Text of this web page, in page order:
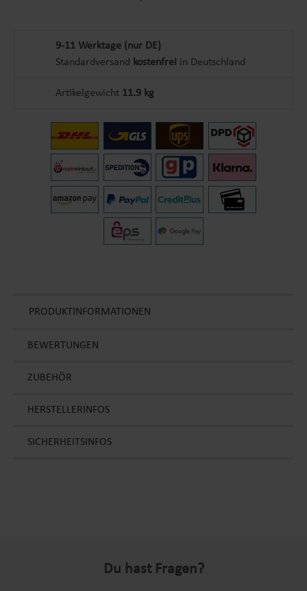
9-11 Werktage (nur DE)
Standardversand kostenfrei in Deutschland
Artikelgewicht 11.9 kg
PRODUKTINFORMATIONEN
BEWERTUNGEN
ZUBEHÖR
HERSTELLERINFOS
SICHERHEITSINFOS
Du hast Fragen?